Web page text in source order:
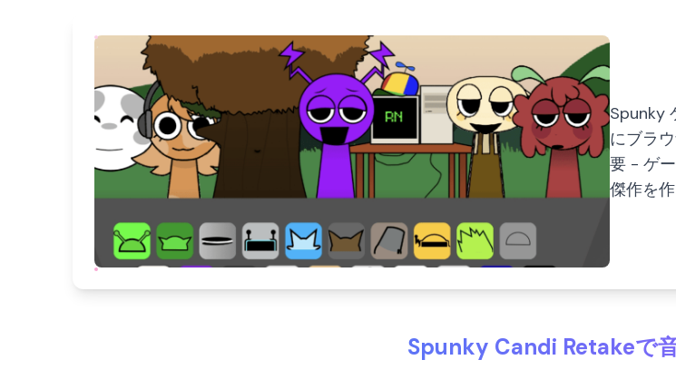
Spunky
にブラ
要 - ゲ
傑作を
Spunky Candi Retakeで